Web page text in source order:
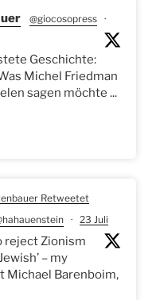
@giocosopress ·
Geschichte:
Michel Friedman
sagen möchte ...
Retweetet
· 23 Juli
reject Zionism
– my
Barenboim,